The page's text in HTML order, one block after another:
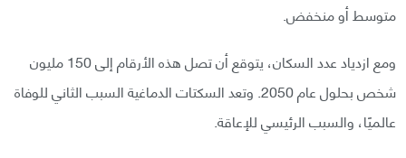
متوسط أو منخفض.
ومع ازدياد عدد السكان، يتوقع أن تصل هذه الأرقام إلى 150 مليون
شخص بحلول عام 2050. وتعد السكتات الدماغية السبب الثاني للوفاة
عالميًا، والسبب الرئيسي للإعاقة.